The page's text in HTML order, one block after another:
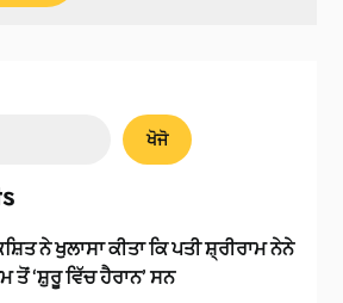
ਖੋਜੋ
ਨੇ ਖੁਲਾਸਾ ਕੀਤਾ ਕਿ ਪਤੀ ਸ਼੍ਰੀਰਾਮ ਨੇਨੇ
ਤੋਂ ‘ਸ਼ੁਰੂ ਵਿੱਚ ਹੈਰਾਨ’ ਸਨ